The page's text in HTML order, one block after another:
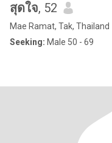
สุดใจ, 52
Mae Ramat, Tak, Thailand
Seeking: Male 50 - 69